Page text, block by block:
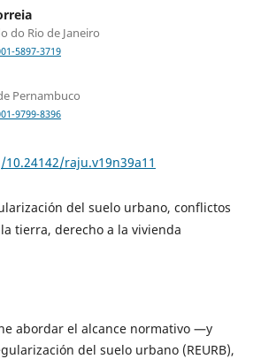
do Rio de Janeiro
5897-3719
Pernambuco
9799-8396
raju.v19n39a11
del suelo urbano, conflictos
tierra, derecho a la vivienda
abordar el alcance normativo —y
del suelo urbano (REURB),